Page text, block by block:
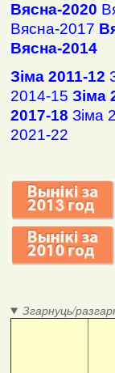
Вясна-2020
Вясна-2017
Вясна-2014
Зіма 2011-12
2014-15 Зіма
2017-18 Зіма
2021-22
Згарнуць/